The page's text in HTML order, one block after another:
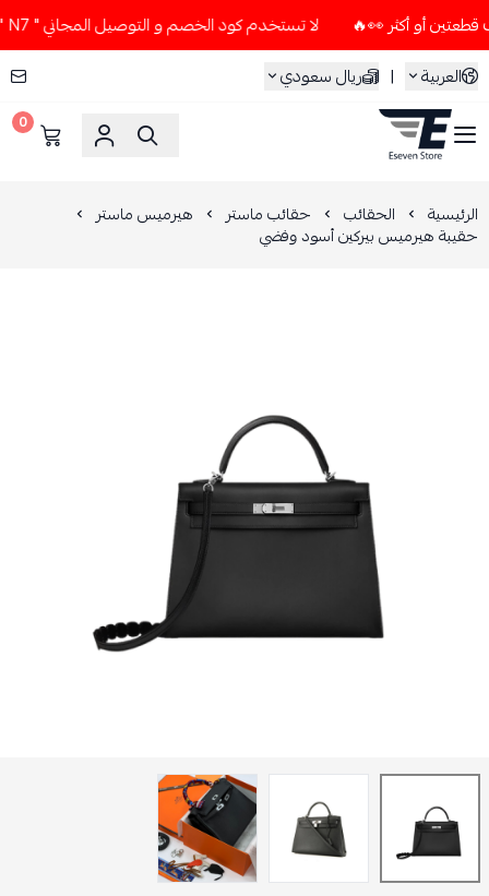
لا تستخدم كود الخصم و التوصيل المجاني " N7 " إلا إذا طلبت قطعتين أو أكثر 👀🔥
العربية
| ريال سعودي
ESEVEN STORE
0
الرئيسية الحقائب حقائب ماستر هيرميس ماستر
حقيبة هيرميس بيركين أسود وفضي